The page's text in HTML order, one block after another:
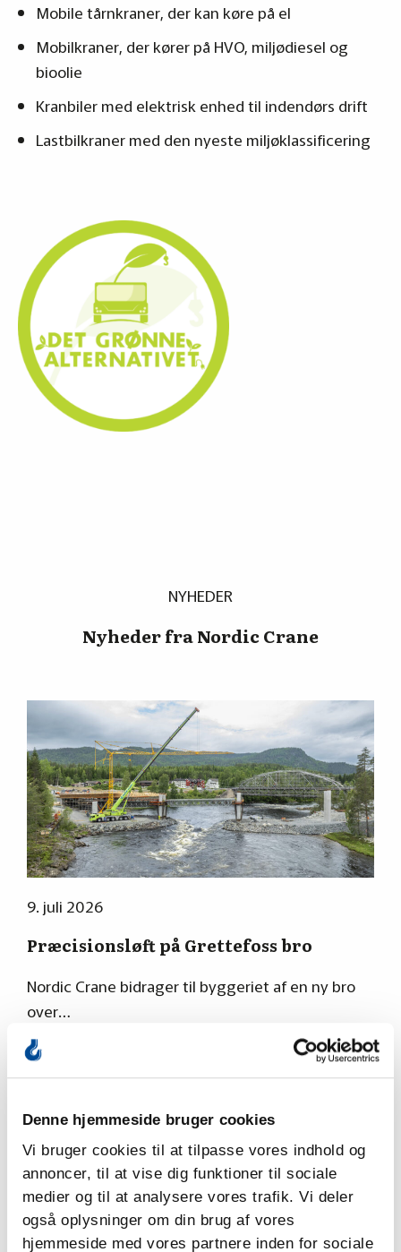
Denne hjemmeside bruger cookies
Vi bruger cookies til at tilpasse vores indhold og
annoncer, til at vise dig funktioner til sociale
medier og til at analysere vores trafik. Vi deler
også oplysninger om din brug af vores
hjemmeside med vores partnere inden for sociale
Mobile tårnkraner, der kan køre på el
Mobilkraner, der kører på HVO, miljødiesel og
bioolie
Kranbiler med elektrisk enhed til indendørs drift
Lastbilkraner med den nyeste miljøklassificering
NYHEDER
Nyheder fra Nordic Crane
9. juli 2026
Præcisionsløft på Grettefoss bro
Nordic Crane bidrager til byggeriet af en ny bro
over…
L